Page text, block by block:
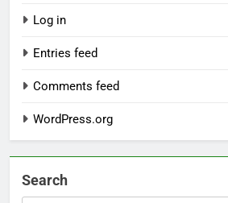
Log in
Entries feed
Comments feed
WordPress.org
Search